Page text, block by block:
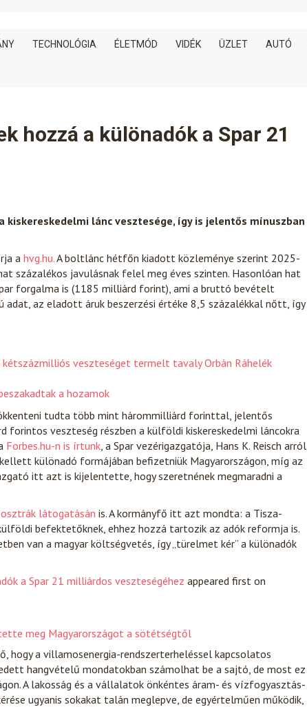
TECHNOLÓGIA ÉLETMÓD VIDÉK ÜZLET AUTÓ
hozzá a különadók a Spar 21
lánc vesztesége, így is jelentős mínuszban
a hvg.hu.A boltlánc hétfőn kiadott közleménye szerint 2025-
százalékos javulásnak felel meg éves szinten. Hasonlóan hat
forgalma is (1185 milliárd forint), ami a bruttó bevételt
adat, az eladott áruk beszerzési értéke 8,5 százalékkal nőtt, így
veszteséget termelt tavaly Orbán Ráhelék
a hozamok
tudta több mint hárommilliárd forinttal, jelentős
veszteség részben a külföldi kiskereskedelmi láncokra
Forbes.hu-n is írtunk, a Spar vezérigazgatója, Hans K. Reisch arról
különadó formájában befizetniük Magyarországon, míg az
itt azt is kijelentette, hogy szeretnének megmaradni a
osztrák látogatásán is. A kormányfő itt azt mondta: a Tisza-
befektetőknek, ehhez hozzá tartozik az adók reformja is.
van a magyar költségvetés, így „türelmet kér” a különadók
a Spar 21 milliárdos veszteségéhez appeared first on
meg Magyarországot a sötétségtől
hogy a villamosenergia-rendszerterheléssel kapcsolatos
hangvételű mondatokban számolhat be a sajtó, de most ez
A lakosság és a vállalatok önkéntes áram- és vízfogyasztás-
ugyanis sokakat talán meglepve, de egyértelműen működik,